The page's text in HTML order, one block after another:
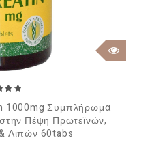
1000mg Συμπλήρωμα
Πέψη Πρωτεϊνών,
Λιπών 60tabs